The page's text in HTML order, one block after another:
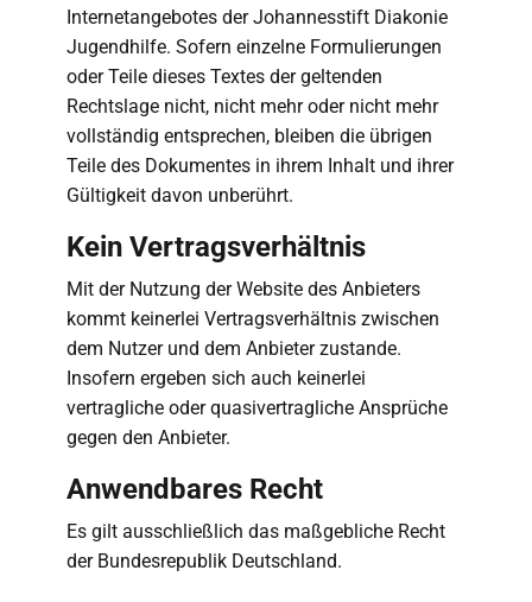
Internetangebotes der Johannesstift Diakonie
Jugendhilfe. Sofern einzelne Formulierungen
oder Teile dieses Textes der geltenden
Rechtslage nicht, nicht mehr oder nicht mehr
vollständig entsprechen, bleiben die übrigen
Teile des Dokumentes in ihrem Inhalt und ihrer
Gültigkeit davon unberührt.
Kein Vertragsverhältnis
Mit der Nutzung der Website des Anbieters
kommt keinerlei Vertragsverhältnis zwischen
dem Nutzer und dem Anbieter zustande.
Insofern ergeben sich auch keinerlei
vertragliche oder quasivertragliche Ansprüche
gegen den Anbieter.
Anwendbares Recht
Es gilt ausschließlich das maßgebliche Recht
der Bundesrepublik Deutschland.